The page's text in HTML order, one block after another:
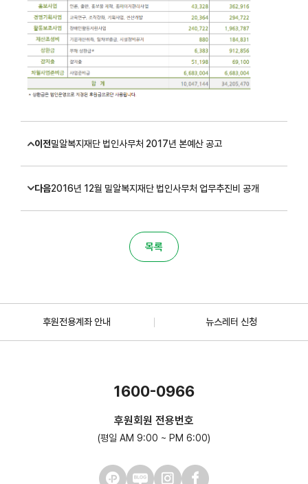
이전밀알복지재단 법인사무처 2017년 본예산 공고
다음2016년 12월 밀알복지재단 법인사무처 업무추진비 공개
목록
후원전용계좌 안내 뉴스레터 신청
1600-0966
후원회원 전용번호
(평일 AM 9:00 ~ PM 6:00)